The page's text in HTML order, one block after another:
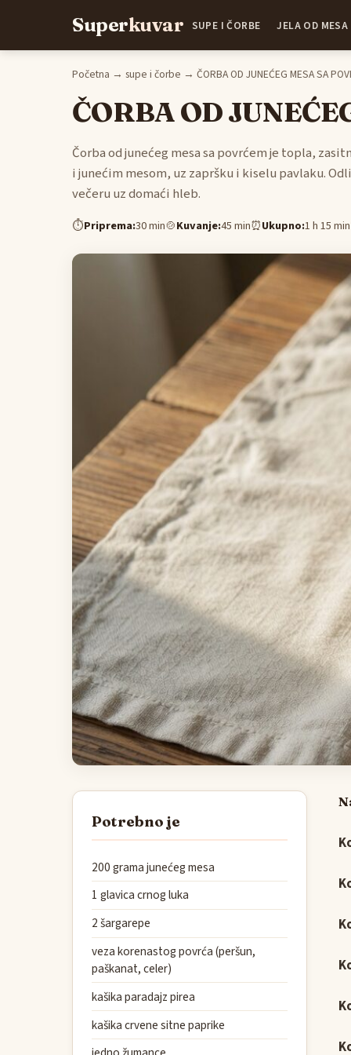
Superkuvar SUPE I ČORBE JELA OD MESA
Početna → supe i čorbe → ČORBA OD JUNEĆEG MESA SA
ČORBA OD
Čorba od junećeg mesa sa povrćem je topla,
i junećim mesom, uz zapršku i kiselu pavlaku.
večeru uz domaći hleb.
⏱Priprema:30 min🍲Kuvanje:45 min⏰Ukupno:1 h 15 min
Potrebno je
200 grama junećeg mesa
1 glavica crnog luka
2 šargarepe
veza korenastog povrća (peršun,
paškanat, celer)
kašika paradajz pirea
kašika crvene sitne paprike